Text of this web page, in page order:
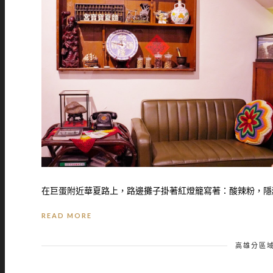
在巨蛋附近華夏路上，路邊攤子掛著紅燈籠寫著：酸辣粉，
READ MORE
高雄分區